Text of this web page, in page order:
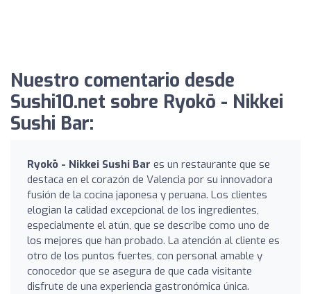
Nuestro comentario desde
Sushi10.net sobre Ryokō - Nikkei
Sushi Bar:
Ryokō - Nikkei Sushi Bar es un restaurante que se
destaca en el corazón de Valencia por su innovadora
fusión de la cocina japonesa y peruana. Los clientes
elogian la calidad excepcional de los ingredientes,
especialmente el atún, que se describe como uno de
los mejores que han probado. La atención al cliente es
otro de los puntos fuertes, con personal amable y
conocedor que se asegura de que cada visitante
disfrute de una experiencia gastronómica única.